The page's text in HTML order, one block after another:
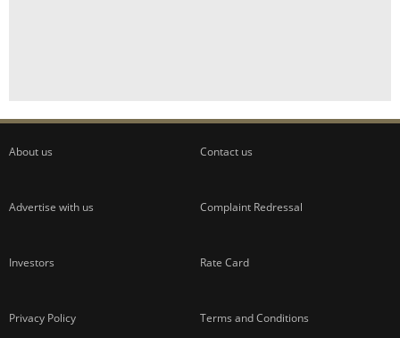
About us Contact us
Advertise with us Complaint Redressal
Investors Rate Card
Privacy Policy Terms and Conditions